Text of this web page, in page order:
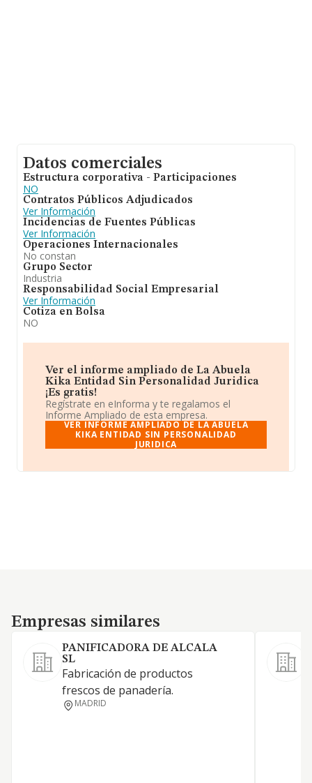
Datos comerciales
Estructura corporativa - Participaciones
NO
Contratos Públicos Adjudicados
Ver Información
Incidencias de Fuentes Públicas
Ver Información
Operaciones Internacionales
No constan
Grupo Sector
Industria
Responsabilidad Social Empresarial
Ver Información
Cotiza en Bolsa
NO
Ver el informe ampliado de La Abuela
Kika Entidad Sin Personalidad Juridica
¡Es gratis!
Regístrate en eInforma y te regalamos el
Informe Ampliado de esta empresa.
VER INFORME AMPLIADO DE LA ABUELA
KIKA ENTIDAD SIN PERSONALIDAD
JURIDICA
Empresas similares
Empresas similares
PANIFICADORA DE ALCALA
SL
Fabricación de productos
frescos de panadería.
MADRID